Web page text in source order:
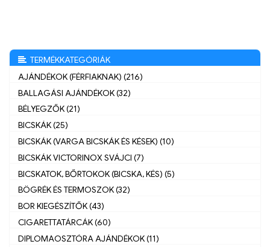
TERMÉKKATEGÓRIÁK
AJÁNDÉKOK (FÉRFIAKNAK) (216)
BALLAGÁSI AJÁNDÉKOK (32)
BÉLYEGZŐK (21)
BICSKÁK (25)
BICSKÁK (VARGA BICSKÁK ÉS KÉSEK) (10)
BICSKÁK VICTORINOX SVÁJCI (7)
BICSKATOK, BŐRTOKOK (BICSKA, KÉS) (5)
BÖGRÉK ÉS TERMOSZOK (32)
BOR KIEGÉSZÍTŐK (43)
CIGARETTATÁRCÁK (60)
DIPLOMAOSZTÓRA AJÁNDÉKOK (11)